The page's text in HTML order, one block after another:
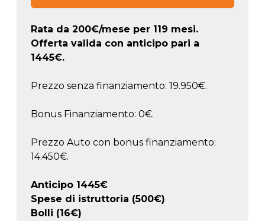
Rata da 200€/mese per 119 mesi.
Offerta valida con anticipo pari a
1445€.
Prezzo senza finanziamento: 19.950€.
Bonus Finanziamento: 0€.
Prezzo Auto con bonus finanziamento:
14.450€.
Anticipo 1445€
Spese di istruttoria (500€)
Bolli (16€)